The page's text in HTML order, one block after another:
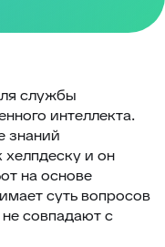
службы
интеллекта.
знаний
хелпдеску и он
на основе
суть вопросов
совпадают с